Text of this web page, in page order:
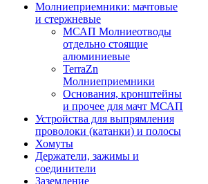
Молниеприемники: мачтовые
и стержневые
МСАП Молниеотводы
отдельно стоящие
алюминиевые
TerraZn
Молниеприемники
Основания, кронштейны
и прочее для мачт МСАП
Устройства для выпрямления
проволоки (катанки) и полосы
Хомуты
Держатели, зажимы и
соединители
Заземление